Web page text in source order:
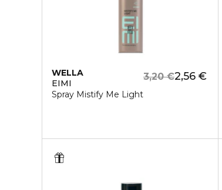
WELLA
EIMI
Spray Mistify Me Light
2,56 €
3,20 €